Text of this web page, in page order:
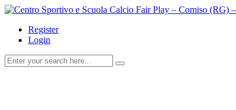
Register
Login